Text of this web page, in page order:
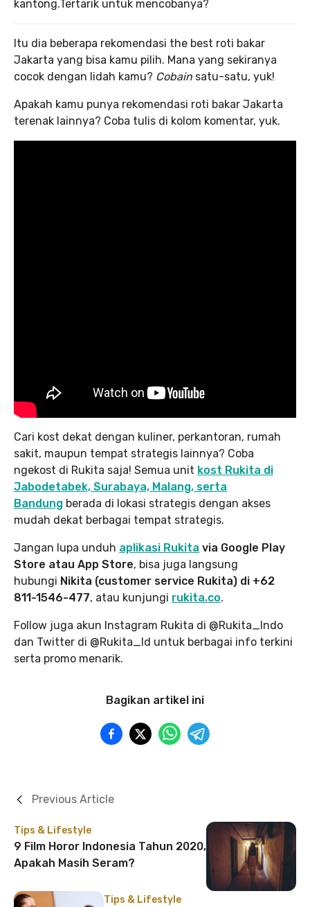
kantong.Tertarik untuk mencobanya?
Itu dia beberapa rekomendasi the best roti bakar
Jakarta yang bisa kamu pilih. Mana yang sekiranya
cocok dengan lidah kamu? Cobain satu-satu, yuk!
Apakah kamu punya rekomendasi roti bakar Jakarta
terenak lainnya? Coba tulis di kolom komentar, yuk.
Cari kost dekat dengan kuliner, perkantoran, rumah
sakit, maupun tempat strategis lainnya? Coba
ngekost di Rukita saja! Semua unit kost Rukita di
Jabodetabek, Surabaya, Malang, serta
Bandung berada di lokasi strategis dengan akses
mudah dekat berbagai tempat strategis.
Jangan lupa unduh aplikasi Rukita via Google Play
Store atau App Store, bisa juga langsung
hubungi Nikita (customer service Rukita) di +62
811-1546-477, atau kunjungi rukita.co.
Follow juga akun Instagram Rukita di @Rukita_Indo
dan Twitter di @Rukita_Id untuk berbagai info terkini
serta promo menarik.
Bagikan artikel ini
Tips & Lifestyle
9 Film Horor Indonesia Tahun 2020,
Apakah Masih Seram?
Previous Article
Tips & Lifestyle